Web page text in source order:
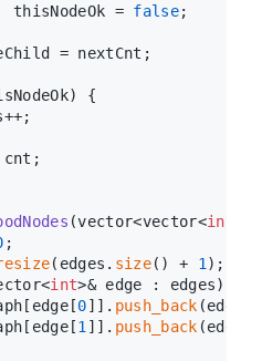
thisNodeOk =
false;
= nextCnt;
{
cnt;
(vector<vector<int
;
(edges. size() + 1 );
int>& edge : edges) {
0]]. push_back (edge[
1 ]]. push_back (edge[